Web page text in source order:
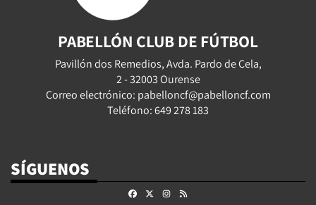
PABELLÓN CLUB DE FÚTBOL
Pavillón dos Remedios, Avda. Pardo de Cela,
2 - 32003 Ourense
Correo electrónico: pabelloncf@pabelloncf.com
Teléfono: 649 278 183
SÍGUENOS
FacebookInstagram